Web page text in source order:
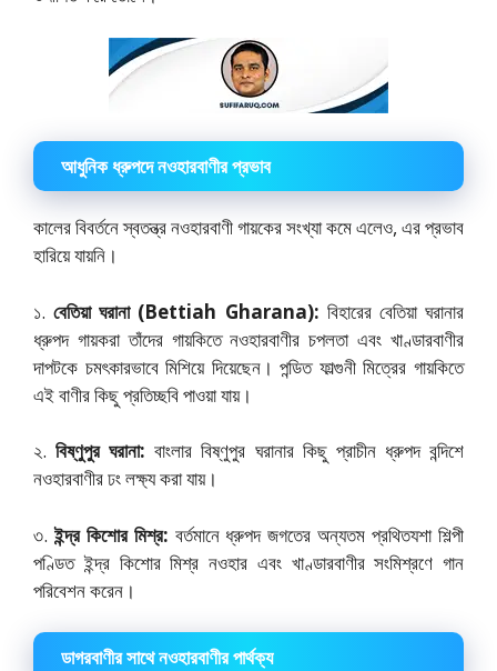
আধুনিক ধ্রুপদে নওহারবাণীর প্রভাব
কালের বিবর্তনে স্বতন্ত্র নওহারবাণী গায়কের সংখ্যা কমে এলেও, এর প্রভাব
হারিয়ে যায়নি।
১.বেতিয়া ঘরানা (Bettiah Gharana): বিহারের বেতিয়া ঘরানার
ধ্রুপদ গায়করা তাঁদের গায়কিতে নওহারবাণীর চপলতা এবং খাণ্ডারবাণীর
দাপটকে চমৎকারভাবে মিশিয়ে দিয়েছেন। পন্ডিত ফাল্গুনী মিত্রের গায়কিতে
এই বাণীর কিছু প্রতিচ্ছবি পাওয়া যায়।
২.বিষ্ণুপুর ঘরানা: বাংলার বিষ্ণুপুর ঘরানার কিছু প্রাচীন ধ্রুপদ বন্দিশে
নওহারবাণীর ঢং লক্ষ্য করা যায়।
৩.ইন্দ্র কিশোর মিশ্র: বর্তমানে ধ্রুপদ জগতের অন্যতম প্রথিতযশা শিল্পী
পণ্ডিত ইন্দ্র কিশোর মিশ্র নওহার এবং খাণ্ডারবাণীর সংমিশ্রণে গান
পরিবেশন করেন।
ডাগরবাণীর সাথে নওহারবাণীর পার্থক্য